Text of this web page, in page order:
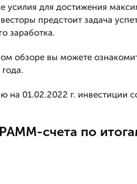
усилия для достижения
предстоит задача
заработка.
обзоре вы можете
на 01.02.2022 г. инвестиции
счета по